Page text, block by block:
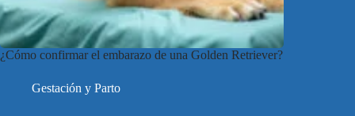
¿Cómo confirmar el embarazo de una Golden Retriever?
Gestación y Parto